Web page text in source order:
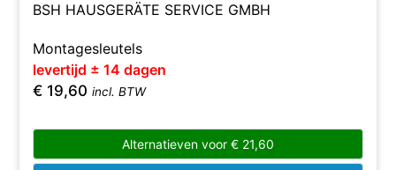
BSH HAUSGERÄTE SERVICE GMBH
Montagesleutels
levertijd ± 14 dagen
€ 19,60 incl. BTW
Alternatieven voor € 21,60